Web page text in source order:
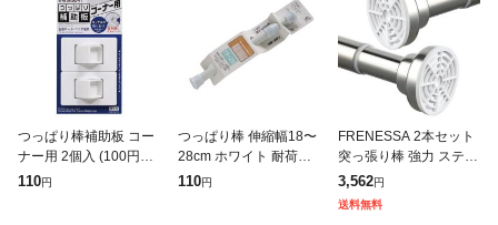
つっぱり棒補助板 コー
ナー用 2個入 (100円シ
ョップ 100円均一 100
110円
つっぱり棒 伸縮幅18〜
28cm ホワイト 耐荷重1
kg (100円ショップ 100
110円
FRENESSA 2本セット
突っ張り棒 強力 ステン
レス つっぱり棒 幅73~
138CM 耐荷重50~15K
G 強負荷 伸縮棒
3,562円
送料無料